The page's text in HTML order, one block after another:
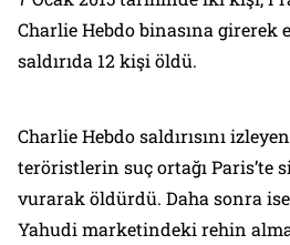
Charlie Hebdo binasına girerek
saldırıda 12 kişi öldü.
Charlie Hebdo saldırısını
teröristlerin suç ortağı Paris’te
vurarak öldürdü. Daha sonra
Yahudi marketindeki rehin